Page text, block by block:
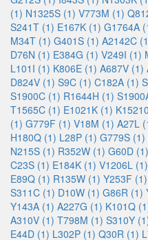
(1) N1325S (1) V773M (1)
S241T (1) E167K (1) G1764A
M34T (1) G401S (1) A2142C
D76N (1) E384G (1) V249I (1)
L101I (1) K806E (1) A687V (1)
D824V (1) S9C (1) C182A (1)
S1900C (1) R1644H (1)
T1565C (1) E1021K (1)
(1) G779F (1) V18M (1) A27L
H180Q (1) L28P (1) G779S (1)
N215S (1) R352W (1) G60D (1)
C23S (1) E184K (1) V1206L (1)
E89Q (1) R135W (1) Y253F (1)
S311C (1) D10W (1) G86R (1)
Y143A (1) A227G (1) K101Q
A310V (1) T798M (1) S310Y
E44D (1) L302P (1) Q30R (1)